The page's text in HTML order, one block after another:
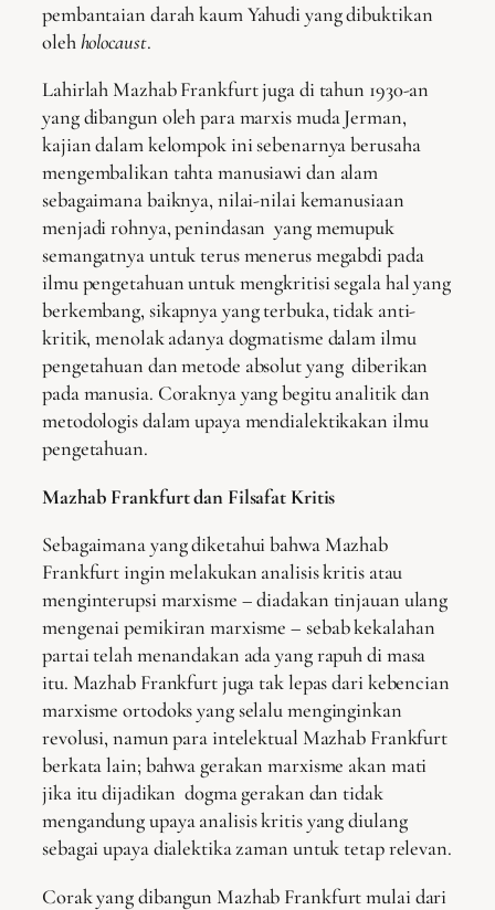
pembantaian darah kaum Yahudi yang dibuktikan
olehholocaust.
Lahirlah Mazhab Frankfurt juga di tahun 1930-an
yang dibangun oleh para marxis muda Jerman,
kajian dalam kelompok ini sebenarnya berusaha
mengembalikan tahta manusiawi dan alam
sebagaimana baiknya, nilai-nilai kemanusiaan
menjadi rohnya, penindasan yang memupuk
semangatnya untuk terus menerus megabdi pada
ilmu pengetahuan untuk mengkritisi segala hal yang
berkembang, sikapnya yang terbuka, tidak anti-
kritik, menolak adanya dogmatisme dalam ilmu
pengetahuan dan metode absolut yang diberikan
pada manusia. Coraknya yang begitu analitik dan
metodologis dalam upaya mendialektikakan ilmu
pengetahuan.
Mazhab Frankfurt dan Filsafat Kritis
Sebagaimana yang diketahui bahwa Mazhab
Frankfurt ingin melakukan analisis kritis atau
menginterupsi marxisme – diadakan tinjauan ulang
mengenai pemikiran marxisme – sebab kekalahan
partai telah menandakan ada yang rapuh di masa
itu. Mazhab Frankfurt juga tak lepas dari kebencian
marxisme ortodoks yang selalu menginginkan
revolusi, namun para intelektual Mazhab Frankfurt
berkata lain; bahwa gerakan marxisme akan mati
jika itu dijadikan dogma gerakan dan tidak
mengandung upaya analisis kritis yang diulang
sebagai upaya dialektika zaman untuk tetap relevan.
Corak yang dibangun Mazhab Frankfurt mulai dari